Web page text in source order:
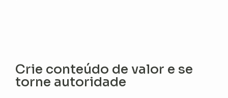
Crie conteúdo de valor e se
torne autoridade